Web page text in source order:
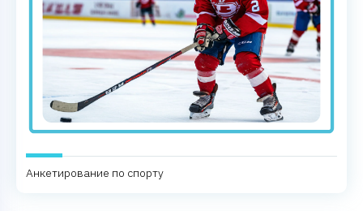
Анкетирование по спорту